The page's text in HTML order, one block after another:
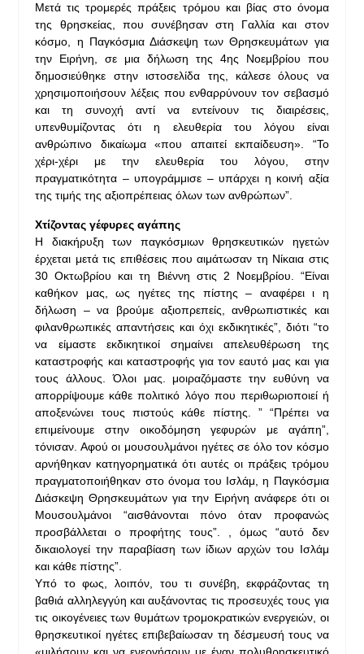
Μετά τις τρομερές πράξεις τρόμου και βίας στο όνομα
της θρησκείας, που συνέβησαν στη Γαλλία και στον
κόσμο, η Παγκόσμια Διάσκεψη των Θρησκευμάτων για
την Ειρήνη, σε μια δήλωση της 4ης Νοεμβρίου που
δημοσιεύθηκε στην ιστοσελίδα της, κάλεσε όλους να
χρησιμοποιήσουν λέξεις που ενθαρρύνουν τον σεβασμό
και τη συνοχή αντί να εντείνουν τις διαιρέσεις,
υπενθυμίζοντας ότι η ελευθερία του λόγου είναι
ανθρώπινο δικαίωμα «που απαιτεί εκπαίδευση». “Το
χέρι-χέρι με την ελευθερία του λόγου, στην
πραγματικότητα – υπογράμμισε – υπάρχει η κοινή αξία
της τιμής της αξιοπρέπειας όλων των ανθρώπων”.
Χτίζοντας γέφυρες αγάπης
Η διακήρυξη των παγκόσμιων θρησκευτικών ηγετών
έρχεται μετά τις επιθέσεις που αιμάτωσαν τη Νίκαια στις
30 Οκτωβρίου και τη Βιέννη στις 2 Νοεμβρίου. “Είναι
καθήκον μας, ως ηγέτες της πίστης – αναφέρει ι η
δήλωση – να βρούμε αξιοπρεπείς, ανθρωπιστικές και
φιλανθρωπικές απαντήσεις και όχι εκδικητικές”, διότι “το
να είμαστε εκδικητικοί σημαίνει απελευθέρωση της
καταστροφής και καταστροφής για τον εαυτό μας και για
τους άλλους. Όλοι μας. μοιραζόμαστε την ευθύνη να
απορρίψουμε κάθε πολιτικό λόγο που περιθωριοποιεί ή
αποξενώνει τους πιστούς κάθε πίστης. ” “Πρέπει να
επιμείνουμε στην οικοδόμηση γεφυρών με αγάπη”,
τόνισαν. Αφού οι μουσουλμάνοι ηγέτες σε όλο τον κόσμο
αρνήθηκαν κατηγορηματικά ότι αυτές οι πράξεις τρόμου
πραγματοποιήθηκαν στο όνομα του Ισλάμ, η Παγκόσμια
Διάσκεψη Θρησκευμάτων για την Ειρήνη ανάφερε ότι οι
Μουσουλμάνοι “αισθάνονται πόνο όταν προφανώς
προσβάλλεται ο προφήτης τους”. , όμως “αυτό δεν
δικαιολογεί την παραβίαση των ίδιων αρχών του Ισλάμ
και κάθε πίστης”.
Υπό το φως, λοιπόν, του τι συνέβη, εκφράζοντας τη
βαθιά αλληλεγγύη και αυξάνοντας τις προσευχές τους για
τις οικογένειες των θυμάτων τρομοκρατικών ενεργειών, οι
θρησκευτικοί ηγέτες επιβεβαίωσαν τη δέσμευσή τους να
«μιλήσουν και να ενεργήσουν με έναν πολυθρησκευτικό